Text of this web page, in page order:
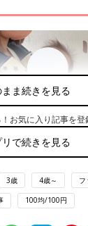
まま続きを見る
お気に入り記事を登
リで続きを見る
3歳 4歳～ フ
100均/100円